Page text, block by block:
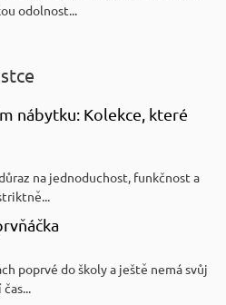
odolnost...
nábytku: Kolekce, které
na jednoduchost, funkčnost a
poprvé do školy a ještě nemá svůj